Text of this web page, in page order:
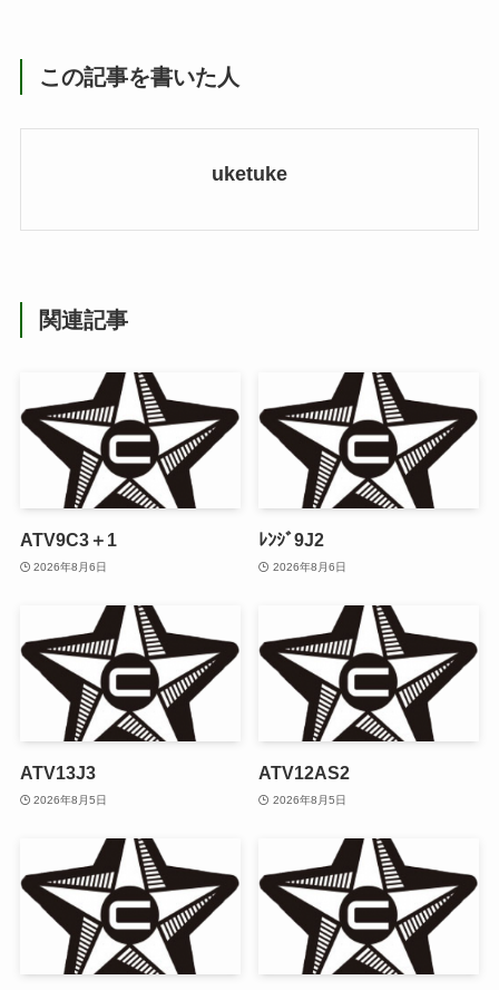
この記事を書いた人
uketuke
関連記事
ATV9C3＋1
2026年8月6日
ﾚﾝｼﾞ9J2
2026年8月6日
ATV13J3
2026年8月5日
ATV12AS2
2026年8月5日